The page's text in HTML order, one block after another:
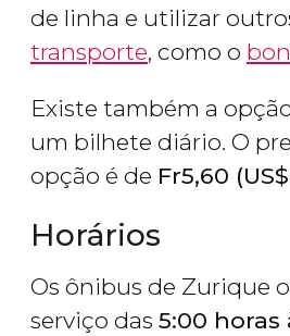
de linha e utilizar
transporte, como o
Existe também a
um bilhete diário. O
opção é de Fr5,60 (US$
Horários
Os ônibus de Zurique
serviço das 5:00 horas